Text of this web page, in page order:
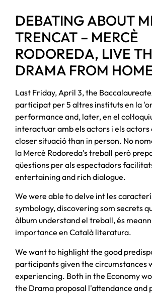
DEBATING ABOUT
TRENCAT – MERCÈ
RODOREDA, LIVE
DRAMA FROM
Last Friday, April 3, the
participat per 5 altres instituts en la
performance and, later, en el
interactuar amb els actors i els actors
closer situació than in person. No
la Mercè Rodoreda's treball però
qüestions per als espectadors
entertaining and rich dialogue.
We were able to delve int les
symbology, discovering som secrets
àlbum understand el treball, és
importance en Català literatura.
We want to highlight the good
participants given the circumstances
experiencing. Both in the Economy
the Drama proposal l'attendance